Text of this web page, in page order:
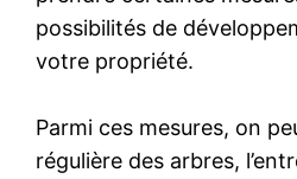
possibilités de
votre propriété.
Parmi ces mesures, on
régulière des arbres,